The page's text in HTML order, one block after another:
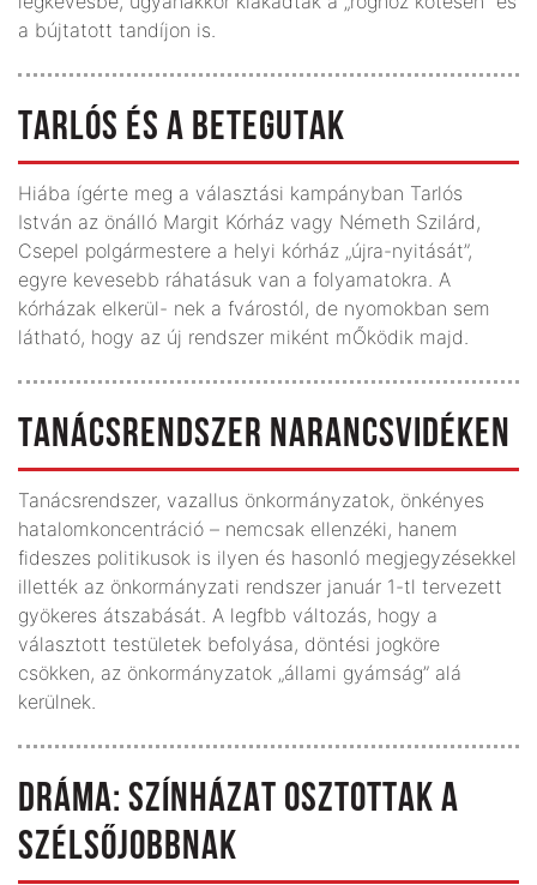
a bújtatott tandíjon is.
TARLÓS ÉS A BETEGUTAK
Hiába ígérte meg a választási kampányban Tarlós
István az önálló Margit Kórház vagy Németh Szilárd,
Csepel polgármestere a helyi kórház „újra-nyitását”,
egyre kevesebb ráhatásuk van a folyamatokra. A
kórházak elkerül- nek a fvárostól, de nyomokban sem
látható, hogy az új rendszer miként mŐködik majd.
TANÁCSRENDSZER NARANCSVIDÉKEN
Tanácsrendszer, vazallus önkormányzatok, önkényes
hatalomkoncentráció – nemcsak ellenzéki, hanem
fideszes politikusok is ilyen és hasonló megjegyzésekkel
illették az önkormányzati rendszer január 1-tl tervezett
gyökeres átszabását. A legfbb változás, hogy a
választott testületek befolyása, döntési jogköre
csökken, az önkormányzatok „állami gyámság” alá
kerülnek.
DRÁMA: SZÍNHÁZAT OSZTOTTAK A
SZÉLSŐJOBBNAK